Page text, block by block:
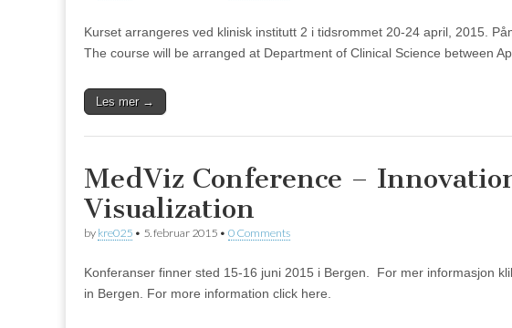
Kurset arrangeres ved klinisk institutt 2 i tidsrommet 20-24 april, 2015.
The course will be arranged at Department of Clinical Science between
Les mer →
MedViz Conference –
Visualization
by kre025 • 5. februar 2015 • 0 Comments
Konferanser finner sted 15-16 juni 2015 i Bergen. For mer informasjon
in Bergen. For more information click here.